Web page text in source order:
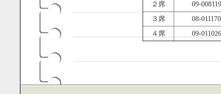
２席
09-008119
３席
08-011170
４席
09-011026